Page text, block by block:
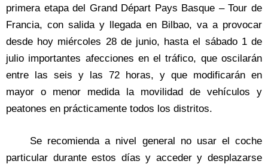
primera etapa del Grand Départ Pays Basque – Tour de
Francia, con salida y llegada en Bilbao, va a provocar
desde hoy miércoles 28 de junio, hasta el sábado 1 de
julio importantes afecciones en el tráfico, que oscilarán
entre las seis y las 72 horas, y que modificarán en
mayor o menor medida la movilidad de vehículos y
peatones en prácticamente todos los distritos.
Se recomienda a nivel general no usar el coche
particular durante estos días y acceder y desplazarse